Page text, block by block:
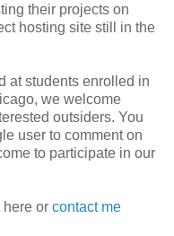
their projects on
hosting site still in the
at students enrolled in
we welcome
outsiders. You
user to comment on
to participate in our
here or contact me